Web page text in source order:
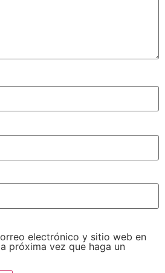
electrónico y sitio web en
próxima vez que haga un